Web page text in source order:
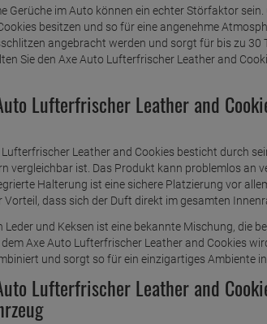
Gerüche im Auto können ein echter Störfaktor
besitzen und so für eine angenehme
angebracht werden und sorgt für bis zu 30
Sie den Axe Auto Lufterfrischer Leather and
Lufterfrischer Leather and
Lufterfrischer Leather and Cookies besticht durch
vergleichbar ist. Das Produkt kann problemlos an
Halterung ist eine sichere Platzierung vor
Vorteil, dass sich der Duft direkt im gesamten
Leder und Keksen ist eine bekannte Mischung, die
dem Axe Auto Lufterfrischer Leather and Cookies
und sorgt so für ein einzigartiges Ambiente
Lufterfrischer Leather and